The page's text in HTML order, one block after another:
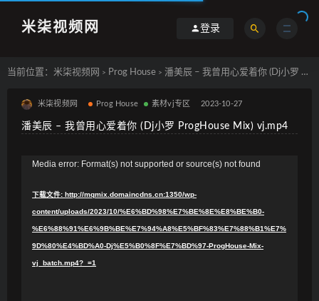
米柒视频网 登录
当前位置： 米柒视频网 > Prog House > 潘美辰 – 我曾用心爱着你 (Dj小罗 ProgHouse Mix) vj.mp4
米柒视频网 Prog House 素材vj专区 2023-10-27
潘美辰 – 我曾用心爱着你 (Dj小罗 ProgHouse Mix) vj.mp4
Media error: Format(s) not supported or source(s) not found
下载文件: http://mqmix.domaincdns.cn:1350/wp-
content/uploads/2023/10/%E6%BD%98%E7%BE%8E%E8%BE%B0-
%E6%88%91%E6%9B%BE%E7%94%A8%E5%BF%83%E7%88%B1%E7%
9D%80%E4%BD%A0-Dj%E5%B0%8F%E7%BD%97-ProgHouse-Mix-
vj_batch.mp4?_=1